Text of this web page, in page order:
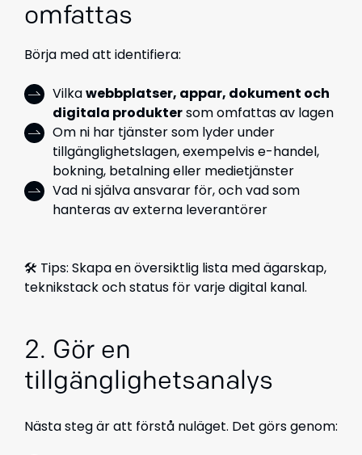
omfattas
Börja med att identifiera:
Vilkawebbplatser, appar, dokument och
digitala produktersom omfattas av lagen
Om ni har tjänster som lyder under
tillgänglighetslagen, exempelvis e-handel,
bokning, betalning eller medietjänster
Vad ni själva ansvarar för, och vad som
hanteras av externa leverantörer
🛠 Tips: Skapa en översiktlig lista med ägarskap,
teknikstack och status för varje digital kanal.
2. Gör en
tillgänglighetsanalys
Nästa steg är att förstå nuläget. Det görs genom: